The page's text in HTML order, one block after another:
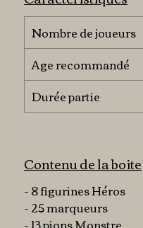
Nombre de joueurs
Age recommandé
Durée partie
Contenu de la boite
- 8 figurines Héros
- 25 marqueurs